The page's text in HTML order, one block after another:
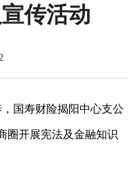
传活动
国寿财险揭阳中心支公
圈开展宪法及金融知识